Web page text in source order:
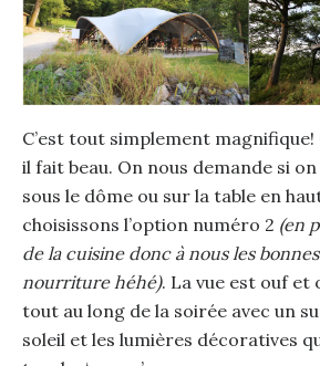
C’est tout simplement magnifique!
il fait beau. On nous demande si
sous le dôme ou sur la table en
choisissons l’option numéro 2 (en
de la cuisine donc à nous les
nourriture héhé). La vue est ouf
tout au long de la soirée avec un
soleil et les lumières décoratives